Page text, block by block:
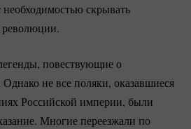
скрывать
революции.
повествующие о
не все поляки, оказавшиеся
Российской империи, были
Многие переезжали по